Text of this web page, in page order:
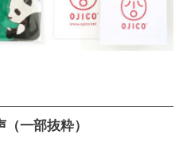
（一部抜粋）